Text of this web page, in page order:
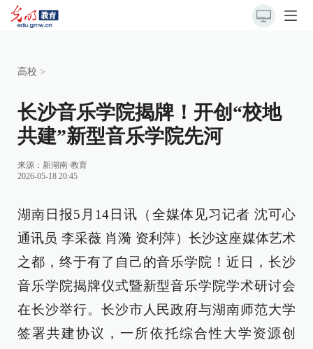
高校 >
长沙音乐学院揭牌！开创“校地
共建”新型音乐学院先河
来源： 新湖南·教育
2026-05-18 20:45
湖南日报5月14日讯（全媒体见习记者 沈可心
通讯员 李采薇 肖漪 资利萍）长沙这座媒体艺术
之都，终于有了自己的音乐学院！近日，长沙
音乐学院揭牌仪式暨新型音乐学院学术研讨会
在长沙举行。长沙市人民政府与湖南师范大学
签署共建协议，一所依托综合性大学资源创